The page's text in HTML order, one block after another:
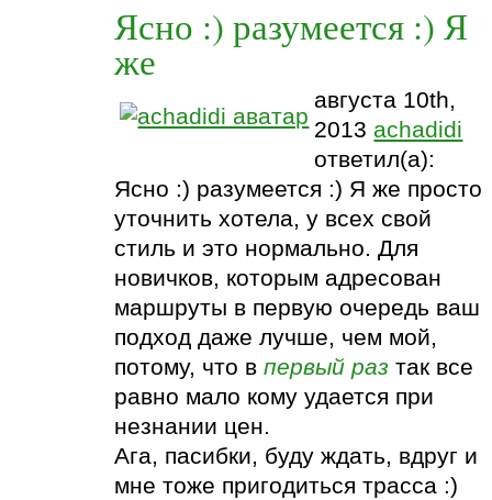
Ясно :) разумеется :) Я
же
августа 10th,
2013 achadidi
ответил(а):
Ясно :) разумеется :) Я же просто
уточнить хотела, у всех свой
стиль и это нормально. Для
новичков, которым адресован
маршруты в первую очередь ваш
подход даже лучше, чем мой,
потому, что впервый раз так все
равно мало кому удается при
незнании цен.
Ага, пасибки, буду ждать, вдруг и
мне тоже пригодиться трасса :)